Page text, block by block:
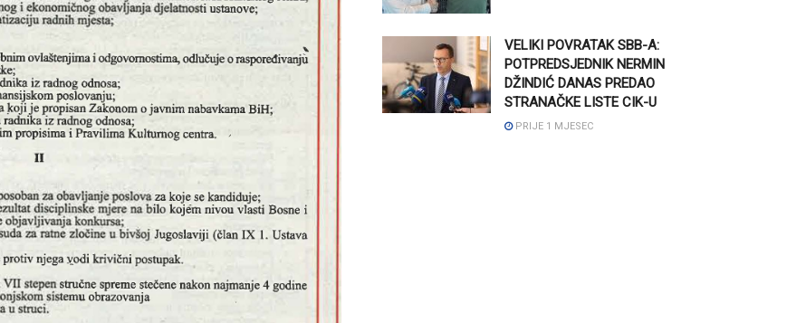
VELIKI POVRATAK SBB-A:
POTPREDSJEDNIK NERMIN
DŽINDIĆ DANAS PREDAO
STRANAČKE LISTE CIK-U
PRIJE 1 MJESEC